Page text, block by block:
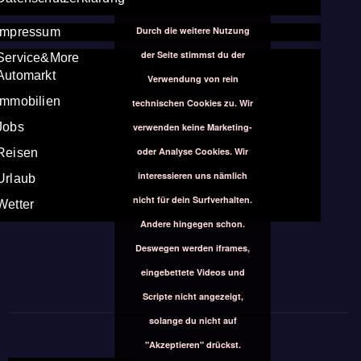
Durch die weitere Nutzung
der Seite stimmst du der
Verwendung von rein
technischen Cookies zu. Wir
verwenden keine Marketing-
oder Analyse Cookies. Wir
interessieren uns nämlich
nicht für dein Surfverhalten.
Andere hingegen schon.
Deswegen werden iframes,
eingebettete Videos und
Scripte nicht angezeigt,
solange du nicht auf
"Akzeptieren" drückst.